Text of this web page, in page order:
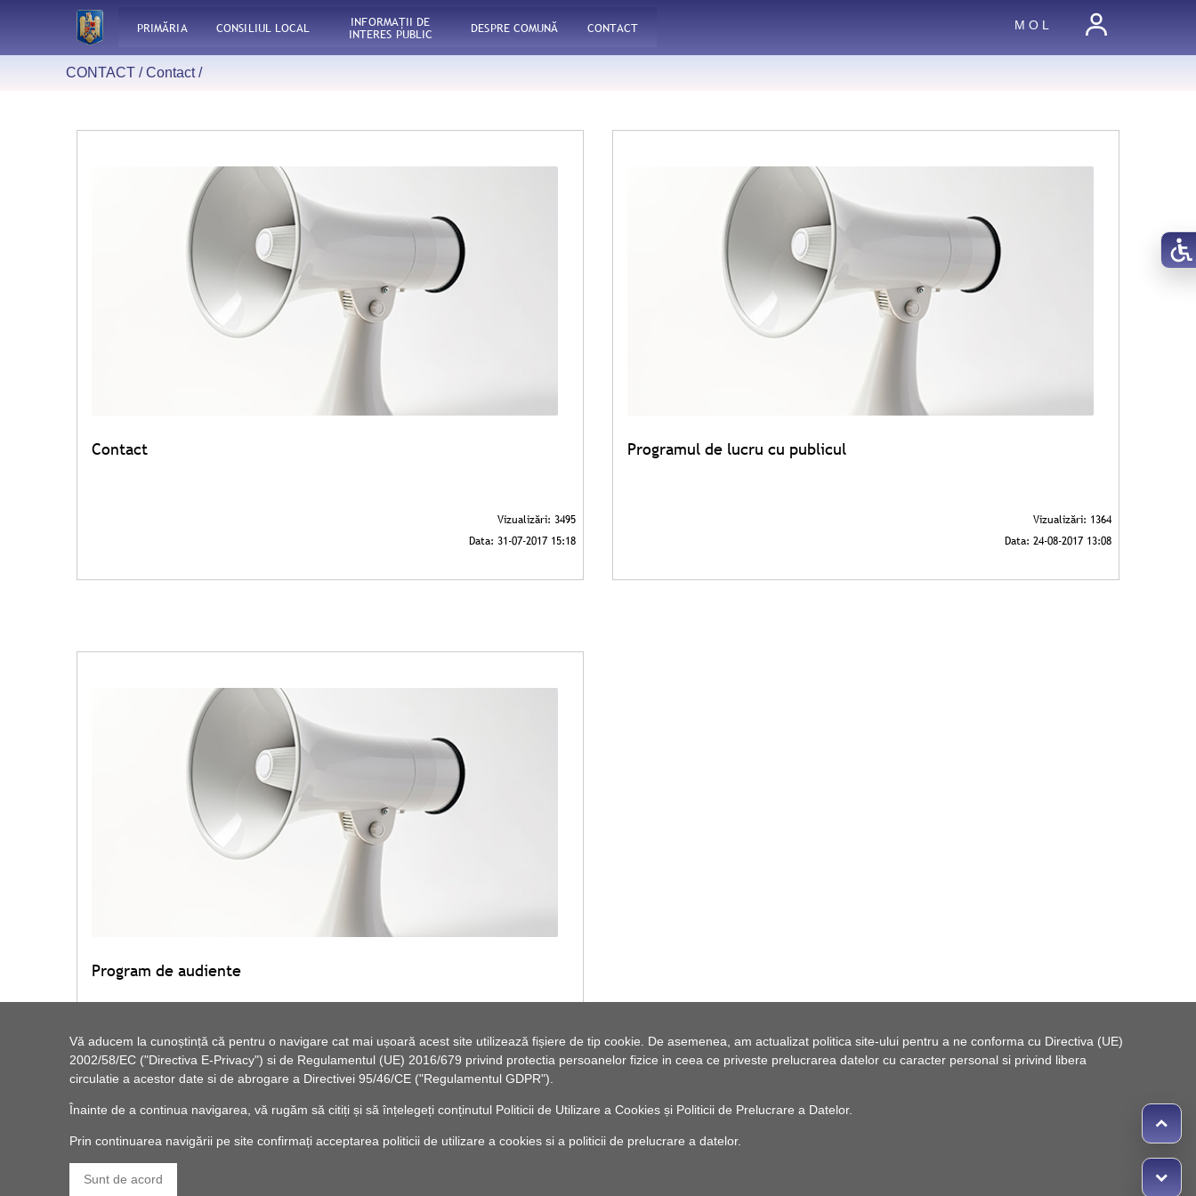
Vă aducem la cunoștință că pentru o navigare cat mai ușoară acest site utilizează fișiere de tip cookie. De asemenea, am actualizat politica site-ului pentru a ne conforma cu Directiva (UE)
2002/58/EC ("Directiva E-Privacy") si de Regulamentul (UE) 2016/679 privind protectia persoanelor fizice in ceea ce priveste prelucrarea datelor cu caracter personal si privind libera
circulatie a acestor date si de abrogare a Directivei 95/46/CE ("Regulamentul GDPR").
Înainte de a continua navigarea, vă rugăm să citiți și să înțelegeți conținutul Politicii de Utilizare a Cookiesși Politicii de Prelucrare a Datelor.
Prin continuarea navigării pe site confirmați acceptarea politicii de utilizare a cookies si a politicii de prelucrare a datelor.
Sunt de acord
PRIMĂRIA CONSILIUL LOCAL INFORMAŢII DE
INTERES PUBLIC DESPRE COMUNĂ CONTACT M O L
CONTACT /Contact/
Contact Programul de lucru cu publicul
Program de audiente